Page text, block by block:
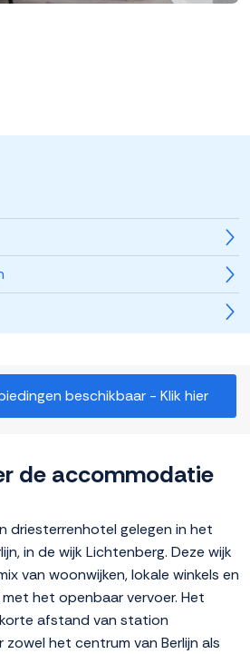
beschikbaar - Klik hier
de accommodatie
driesterrenhotel gelegen in het
in de wijk Lichtenberg. Deze wijk
van woonwijken, lokale winkels en
het openbaar vervoer. Het
afstand van station
het centrum van Berlijn als